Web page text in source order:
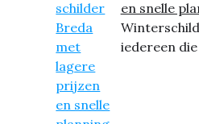
en snelle
iedereen